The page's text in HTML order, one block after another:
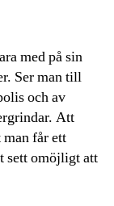
med på sin
Ser man till
och av
Att
får ett
sett omöjligt att